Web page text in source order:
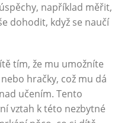
například měřit,
dohodit, když se naučí
tím, že mu umožníte
hračky, což mu dá
učením. Tento
vztah k této nezbytné